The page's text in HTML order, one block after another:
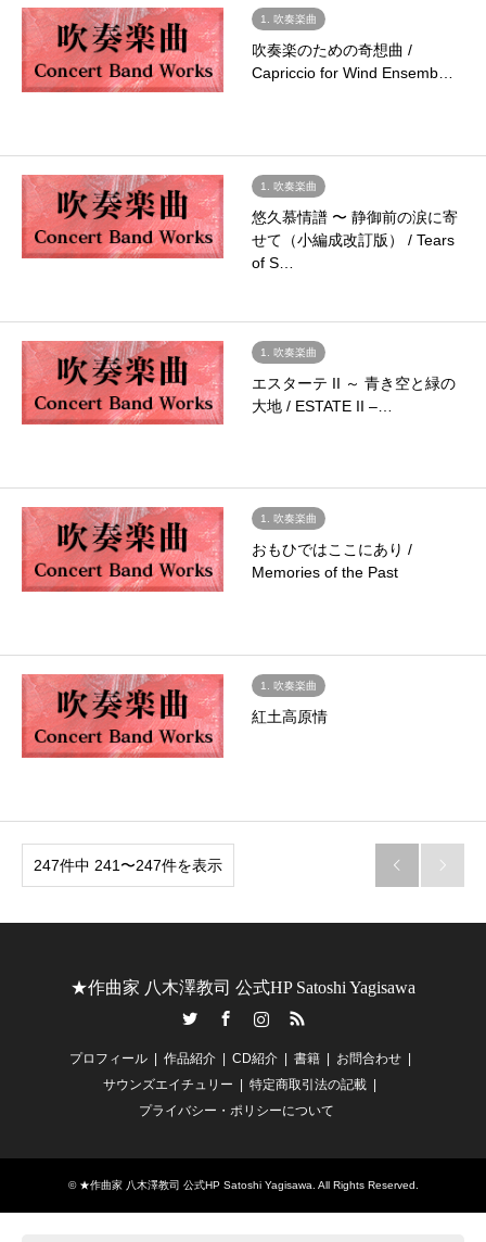
1. 吹奏楽曲
吹奏楽のための奇想曲 /
Capriccio for Wind Ensemb…
1. 吹奏楽曲
悠久慕情譜 〜 静御前の涙に寄
せて（小編成改訂版） / Tears
of S…
1. 吹奏楽曲
エスターテ II ～ 青き空と緑の
大地 / ESTATE II –…
1. 吹奏楽曲
おもひではここにあり /
Memories of the Past
1. 吹奏楽曲
紅土高原情
247件中 241〜247件を表示  
★作曲家 八木澤教司 公式HP Satoshi Yagisawa
RSS
プロフィール 作品紹介 CD紹介 書籍
お問合わせ
サウンズエイチュリー
特定商取引法の記載
プライバシー・ポリシーについて
© ★作曲家 八木澤教司 公式HP Satoshi Yagisawa . All Rights Reserved.